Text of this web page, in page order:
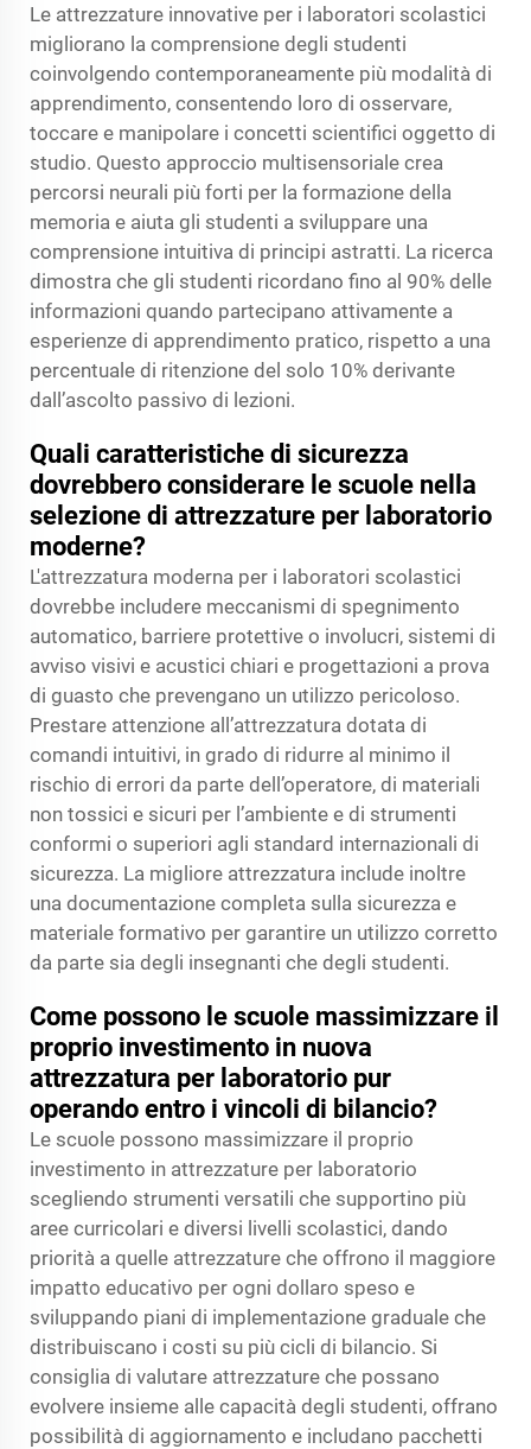
Le attrezzature innovative per i laboratori scolastici
migliorano la comprensione degli studenti
coinvolgendo contemporaneamente più modalità di
apprendimento, consentendo loro di osservare,
toccare e manipolare i concetti scientifici oggetto di
studio. Questo approccio multisensoriale crea
percorsi neurali più forti per la formazione della
memoria e aiuta gli studenti a sviluppare una
comprensione intuitiva di principi astratti. La ricerca
dimostra che gli studenti ricordano fino al 90% delle
informazioni quando partecipano attivamente a
esperienze di apprendimento pratico, rispetto a una
percentuale di ritenzione del solo 10% derivante
dall’ascolto passivo di lezioni.
Quali caratteristiche di sicurezza
dovrebbero considerare le scuole nella
selezione di attrezzature per laboratorio
moderne?
L'attrezzatura moderna per i laboratori scolastici
dovrebbe includere meccanismi di spegnimento
automatico, barriere protettive o involucri, sistemi di
avviso visivi e acustici chiari e progettazioni a prova
di guasto che prevengano un utilizzo pericoloso.
Prestare attenzione all’attrezzatura dotata di
comandi intuitivi, in grado di ridurre al minimo il
rischio di errori da parte dell’operatore, di materiali
non tossici e sicuri per l’ambiente e di strumenti
conformi o superiori agli standard internazionali di
sicurezza. La migliore attrezzatura include inoltre
una documentazione completa sulla sicurezza e
materiale formativo per garantire un utilizzo corretto
da parte sia degli insegnanti che degli studenti.
Come possono le scuole massimizzare il
proprio investimento in nuova
attrezzatura per laboratorio pur
operando entro i vincoli di bilancio?
Le scuole possono massimizzare il proprio
investimento in attrezzature per laboratorio
scegliendo strumenti versatili che supportino più
aree curricolari e diversi livelli scolastici, dando
priorità a quelle attrezzature che offrono il maggiore
impatto educativo per ogni dollaro speso e
sviluppando piani di implementazione graduale che
distribuiscano i costi su più cicli di bilancio. Si
consiglia di valutare attrezzature che possano
evolvere insieme alle capacità degli studenti, offrano
possibilità di aggiornamento e includano pacchetti